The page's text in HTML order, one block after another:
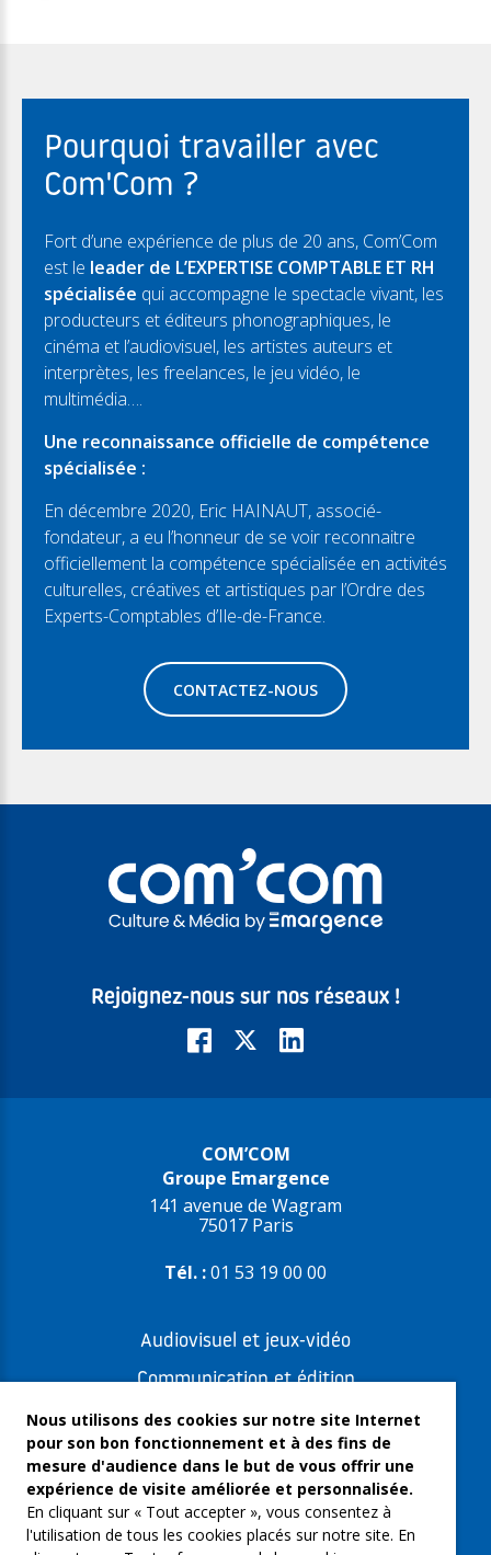
Pourquoi travailler avec
Com'Com ?
Fort d’une expérience de plus de 20 ans, Com’Com
est le leader de L’EXPERTISE COMPTABLE ET RH
spécialisée qui accompagne le spectacle vivant, les
producteurs et éditeurs phonographiques, le
cinéma et l’audiovisuel, les artistes auteurs et
interprètes, les freelances, le jeu vidéo, le
multimédia….
Une reconnaissance officielle de compétence
spécialisée :
En décembre 2020, Eric HAINAUT, associé-
fondateur, a eu l’honneur de se voir reconnaitre
officiellement la compétence spécialisée en activités
culturelles, créatives et artistiques par l’Ordre des
Experts-Comptables d’Ile-de-France.
CONTACTEZ-NOUS
Rejoignez-nous sur nos réseaux !
COM’COM
Groupe Emargence
141 avenue de Wagram
75017 Paris
Tél. :01 53 19 00 00
Audiovisuel et jeux-vidéo
Communication et édition
Freelances et artistes-auteurs
Musique et spectacles
Qui sommes-nous ?
Groupe Emargence
Nous utilisons des cookies sur notre site Internet
pour son bon fonctionnement et à des fins de
mesure d'audience dans le but de vous offrir une
expérience de visite améliorée et personnalisée.
En cliquant sur « Tout accepter », vous consentez à
l'utilisation de tous les cookies placés sur notre site. En